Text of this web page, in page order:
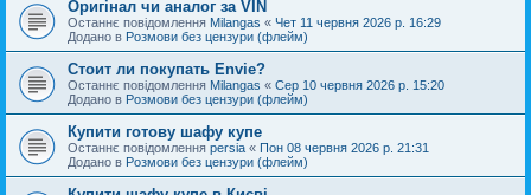
Оригінал чи аналог за VIN
Останнє повідомлення Milangas « Чет 11 червня 2026 р. 16:29
Додано в Розмови без цензури (флейм)
Стоит ли покупать Envie?
Останнє повідомлення Milangas « Сер 10 червня 2026 р. 15:20
Додано в Розмови без цензури (флейм)
Купити готову шафу купе
Останнє повідомлення persia « Пон 08 червня 2026 р. 21:31
Додано в Розмови без цензури (флейм)